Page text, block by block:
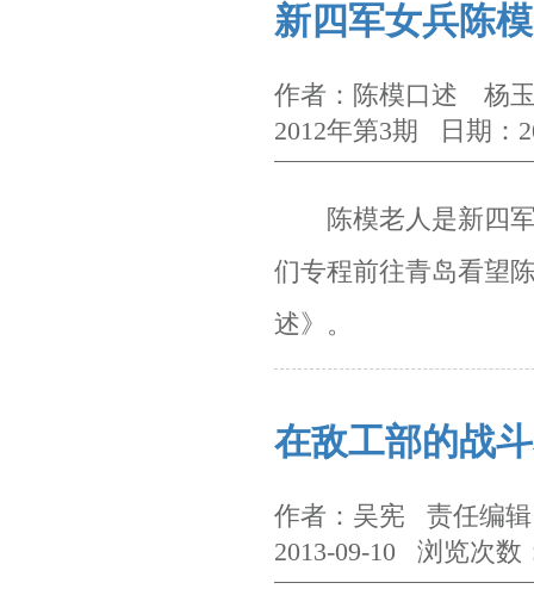
新四军女兵陈
作者：陈模口述 杨
2012年第3期 日期：
陈模老人是新四军
们专程前往青岛看望
述》。
在敌工部的战
作者：吴宪 责任编
2013-09-10 浏览次数